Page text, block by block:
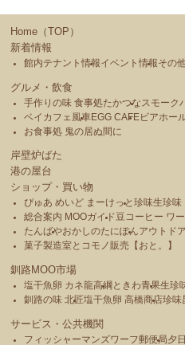
Home（TOP）
新着情報
館内テナント情報イベント情報その
グルメ・飲食
手作りの味 食事処たかつな スモーク
ベイカフェ風車EGG CAFEビアホー
お食事処 鬼の居ぬ間に
岸壁炉ばた
港の屋台
ショップ・買い物
ぴゅあ めいど まーけっと珍味生珍味
総合案内 MOOガイド豆コーヒー ワ
たんばやおかしのたにぽんアウトド
菓子製造室とコモノ販売【おと。】
釧路MOO市場
塩干魚卵 カネ龍高綱 ときわ青果生珍
釧路の味 北匠塩干魚卵 高橋商店珍味
サービス・公共機関
フィッシャーマンズワーフ郵便局夕